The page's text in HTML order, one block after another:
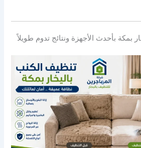
بأحدث الأجهزة ونتائج تدوم طويلاً